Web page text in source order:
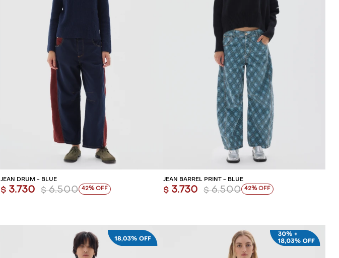
AGREGAR AL CARRITO
JEAN DRUM - BLUE
$ 3.730 $ 6.500 42
AGREGAR AL CARRITO
JEAN BARREL PRINT - BLUE
$ 3.730 $ 6.500 42